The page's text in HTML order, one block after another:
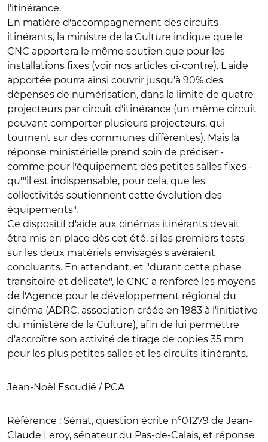
l'itinérance.
En matière d'accompagnement des circuits
itinérants, la ministre de la Culture indique que le
CNC apportera le même soutien que pour les
installations fixes (voir nos articles ci-contre). L'aide
apportée pourra ainsi couvrir jusqu'à 90% des
dépenses de numérisation, dans la limite de quatre
projecteurs par circuit d'itinérance (un même circuit
pouvant comporter plusieurs projecteurs, qui
tournent sur des communes différentes). Mais la
réponse ministérielle prend soin de préciser -
comme pour l'équipement des petites salles fixes -
qu'"il est indispensable, pour cela, que les
collectivités soutiennent cette évolution des
équipements".
Ce dispositif d'aide aux cinémas itinérants devait
être mis en place dès cet été, si les premiers tests
sur les deux matériels envisagés s'avéraient
concluants. En attendant, et "durant cette phase
transitoire et délicate", le CNC a renforcé les moyens
de l'Agence pour le développement régional du
cinéma (ADRC, association créée en 1983 à l'initiative
du ministère de la Culture), afin de lui permettre
d'accroître son activité de tirage de copies 35 mm
pour les plus petites salles et les circuits itinérants.
Jean-Noël Escudié / PCA
Référence : Sénat, question écrite n°01279 de Jean-
Claude Leroy, sénateur du Pas-de-Calais, et réponse